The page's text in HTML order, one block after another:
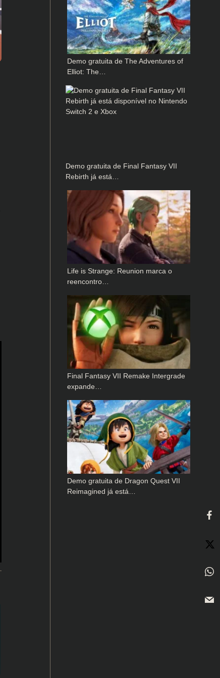
Demo gratuita de The Adventures of
Elliot: The…
Demo gratuita de Final Fantasy VII
Rebirth já está…
Life is Strange: Reunion marca o
reencontro…
Final Fantasy VII Remake Intergrade
expande…
Demo gratuita de Dragon Quest VII
Reimagined já está…